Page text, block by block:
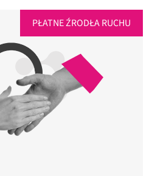
PŁATNE ŹRODŁA RUCHU